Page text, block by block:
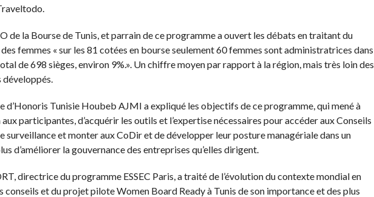
de la Bourse de Tunis, et parrain de ce programme a ouvert les débats en traitant du
femmes « sur les 81 cotées en bourse seulement 60 femmes sont administratrices dans
de 698 sièges, environ 9%.». Un chiffre moyen par rapport à la région, mais très loin des
développés.
d’Honoris Tunisie Houbeb AJMI a expliqué les objectifs de ce programme, qui mené à
participantes, d’acquérir les outils et l’expertise nécessaires pour accéder aux Conseils
surveillance et monter aux CoDir et de développer leur posture managériale dans un
d’améliorer la gouvernance des entreprises qu’elles dirigent.
directrice du programme ESSEC Paris, a traité de l’évolution du contexte mondial en
conseils et du projet pilote Women Board Ready à Tunis de son importance et des plus